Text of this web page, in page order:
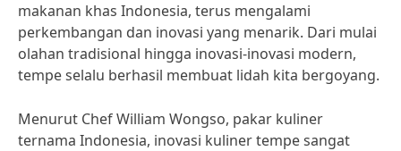
makanan khas Indonesia, terus mengalami
perkembangan dan inovasi yang menarik. Dari mulai
olahan tradisional hingga inovasi-inovasi modern,
tempe selalu berhasil membuat lidah kita bergoyang.
Menurut Chef William Wongso, pakar kuliner
ternama Indonesia, inovasi kuliner tempe sangat